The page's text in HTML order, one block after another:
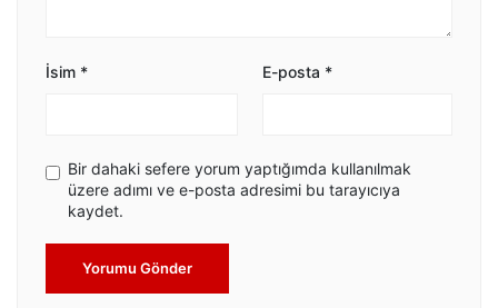
İsim * E-posta *
Bir dahaki sefere yorum yaptığımda kullanılmak
üzere adımı ve e-posta adresimi bu tarayıcıya
kaydet.
Yorumu Gönder